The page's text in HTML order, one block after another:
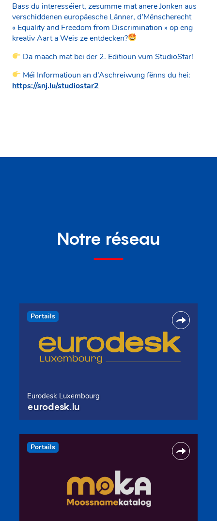
Bass du interesséiert, zesumme mat anere Jonken aus
verschiddenen europäesche Länner, d’Mënscherecht
« Equality and Freedom from Discrimination » op eng
kreativ Aart a Weis ze entdecken?
Da maach mat bei der 2. Editioun vum StudioStar!
Méi Informatioun an d’Aschreiwung fënns du hei:
https://snj.lu/studiostar2
Notre réseau
Portails
Eurodesk Luxembourg
eurodesk.lu
Portails